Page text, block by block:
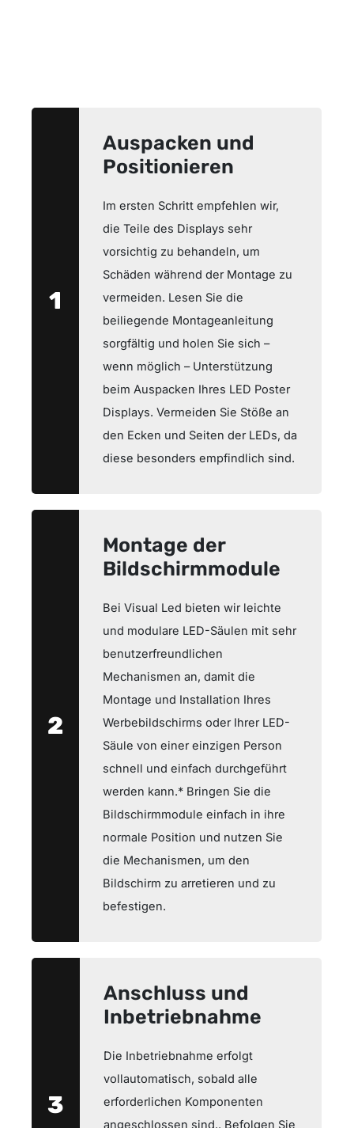
1
Auspacken und
Positionieren
Im ersten Schritt empfehlen wir,
die Teile des Displays sehr
vorsichtig zu behandeln, um
Schäden während der Montage zu
vermeiden. Lesen Sie die
beiliegende Montageanleitung
sorgfältig und holen Sie sich –
wenn möglich – Unterstützung
beim Auspacken Ihres LED Poster
Displays. Vermeiden Sie Stöße an
den Ecken und Seiten der LEDs, da
diese besonders empfindlich sind.
2
Montage der
Bildschirmmodule
Bei Visual Led bieten wir leichte
und modulare LED-Säulen mit sehr
benutzerfreundlichen
Mechanismen an, damit die
Montage und Installation Ihres
Werbebildschirms oder Ihrer LED-
Säule von einer einzigen Person
schnell und einfach durchgeführt
werden kann.* Bringen Sie die
Bildschirmmodule einfach in ihre
normale Position und nutzen Sie
die Mechanismen, um den
Bildschirm zu arretieren und zu
befestigen.
3
Anschluss und
Inbetriebnahme
Die Inbetriebnahme erfolgt
vollautomatisch, sobald alle
erforderlichen Komponenten
angeschlossen sind.. Befolgen Sie